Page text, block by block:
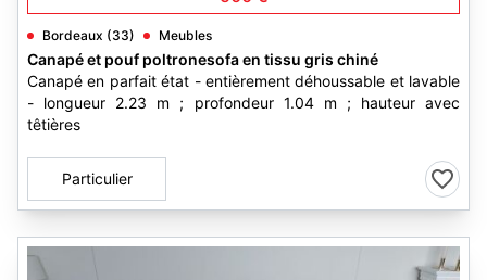
Bordeaux (33) Meubles
Canapé et pouf poltronesofa en tissu gris chiné
Canapé en parfait état - entièrement déhoussable et lavable
- longueur 2.23 m ; profondeur 1.04 m ; hauteur avec
têtières
Particulier